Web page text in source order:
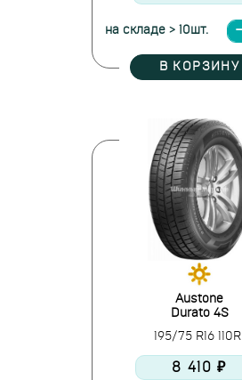
на складе > 10шт.
В КОРЗИНУ
Austone
Durato 4S
195/75 R16 110R
8 410 ₽